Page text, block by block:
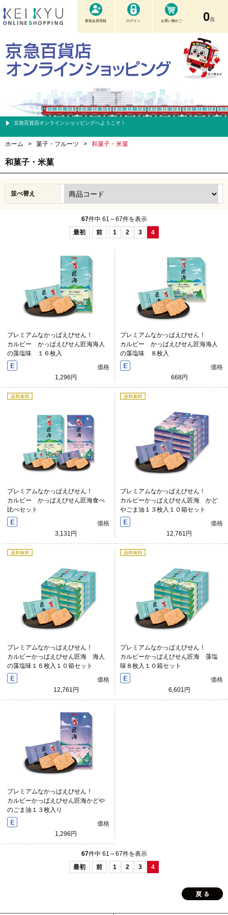
新規会員登録 ログイン お買い物かご 0点
京急百貨店オンラインショッピングへようこそ！
ホーム > 菓子・フルーツ > 和菓子・米菓
和菓子・米菓
並べ替え
67件中 61～67件を表示
最初
前 1 2 3 4
プレミアムなかっぱえびせん！
カルビー かっぱえびせん匠海海人
の藻塩味 １６枚入
価格
1,296円
プレミアムなかっぱえびせん！
カルビー かっぱえびせん匠海海人
の藻塩味 ８枚入
価格
668円
プレミアムなかっぱえびせん！
カルビー かっぱえびせん匠海食べ
比べセット
価格
3,131円
プレミアムなかっぱえびせん！
カルビーかっぱえびせん匠海 かど
やごま油１３枚入１０箱セット
価格
12,761円
プレミアムなかっぱえびせん！
カルビーかっぱえびせん匠海 海人
の藻塩味１６枚入１０箱セット
価格
12,761円
プレミアムなかっぱえびせん！
カルビーかっぱえびせん匠海 藻塩
味８枚入１０箱セット
価格
6,601円
プレミアムなかっぱえびせん！
カルビーかっぱえびせん匠海かどや
のごま油１３枚入り
価格
1,296円
67件中 61～67件を表示
最初
前 1 2 3 4